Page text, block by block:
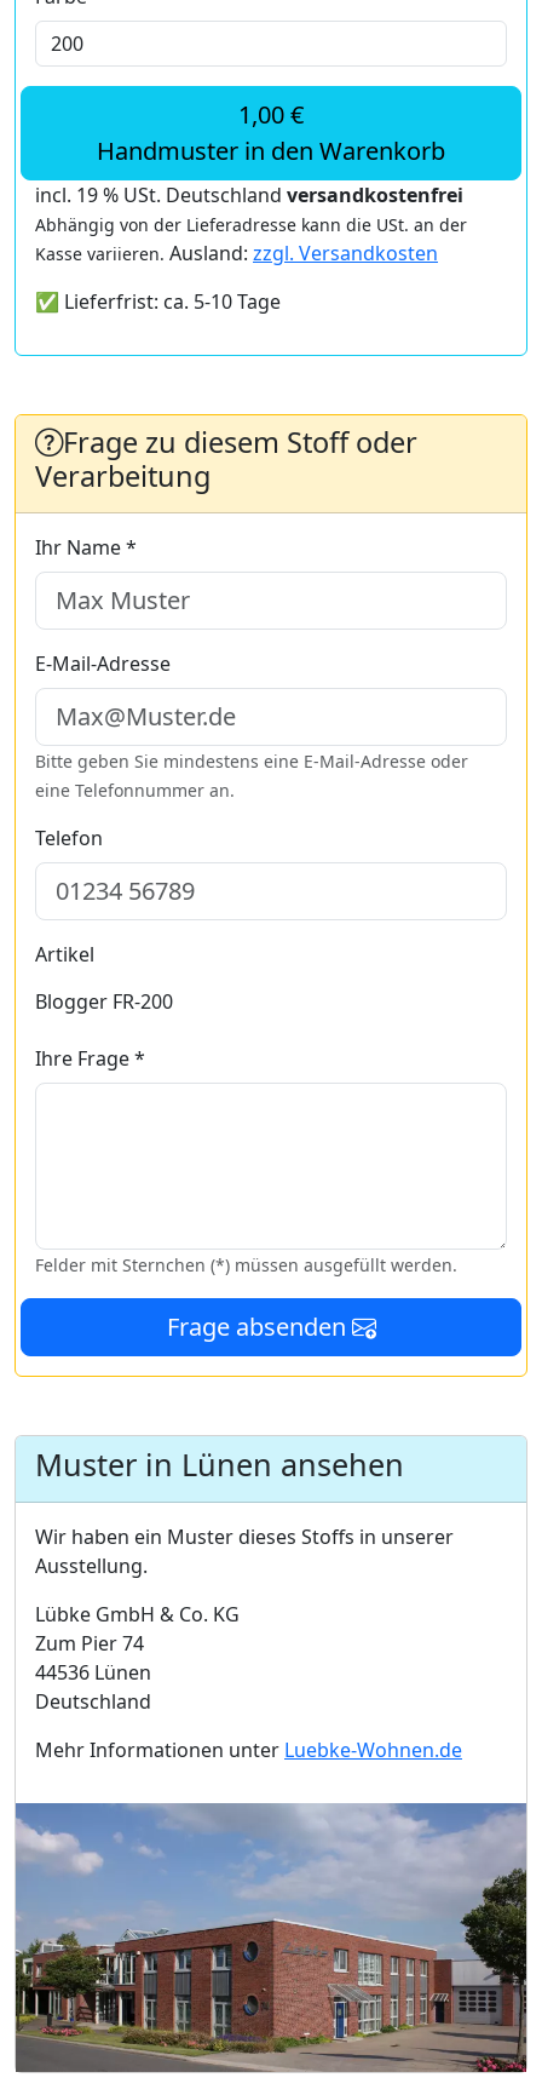
1,00 €
Handmuster in den Warenkorb
incl. 19 % USt. Deutschland versandkostenfrei
Abhängig von der Lieferadresse kann die USt. an der
Kasse variieren. Ausland: zzgl. Versandkosten
✅ Lieferfrist: ca. 5-10 Tage
Frage zu diesem Stoff oder
Verarbeitung
Ihr Name *
E-Mail-Adresse
Bitte geben Sie mindestens eine E-Mail-Adresse oder
eine Telefonnummer an.
Telefon
Artikel
Blogger FR-200
Ihre Frage *
Felder mit Sternchen (*) müssen ausgefüllt werden.
Frage absenden
Muster in Lünen ansehen
Wir haben ein Muster dieses Stoffs in unserer
Ausstellung.
Lübke GmbH & Co. KG
Zum Pier 74
44536 Lünen
Deutschland
Mehr Informationen unter Luebke-Wohnen.de